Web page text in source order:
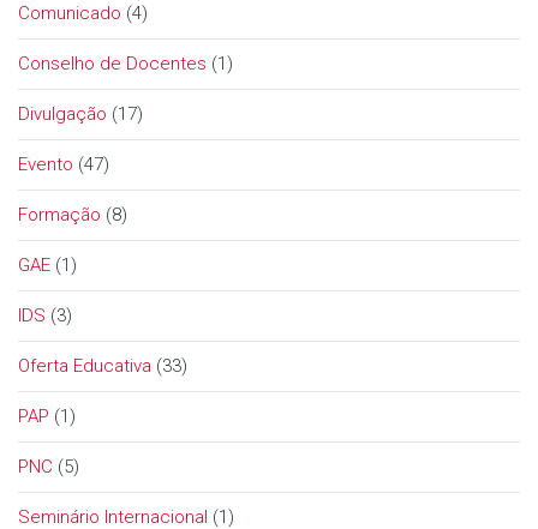
Comunicado (4)
Conselho de Docentes (1)
Divulgação (17)
Evento (47)
Formação (8)
GAE (1)
IDS (3)
Oferta Educativa (33)
PAP (1)
PNC (5)
Seminário Internacional (1)